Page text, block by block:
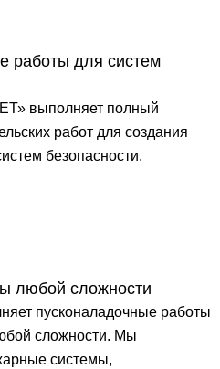
работы для систем
выполняет полный
работ для создания
безопасности.
любой сложности
пусконаладочные работы
сложности. Мы
системы,